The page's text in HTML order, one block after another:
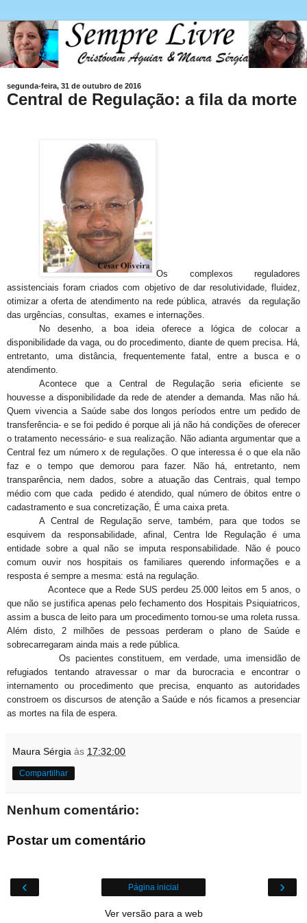
segunda-feira, 31 de outubro de 2016
Central de Regulação: a fila da morte
Os complexos reguladores
assistenciais foram criados com objetivo de dar resolutividade, fluidez,
otimizar a oferta de atendimento na rede pública, através da regulação
das urgências, consultas, exames e internações.
No desenho, a boa ideia oferece a lógica de colocar a
disponibilidade da vaga, ou do procedimento, diante de quem precisa. Há,
entretanto, uma distância, frequentemente fatal, entre a busca e o
atendimento.
Acontece que a Central de Regulação seria eficiente se
houvesse a disponibilidade da rede de atender a demanda. Mas não há.
Quem vivencia a Saúde sabe dos longos períodos entre um pedido de
transferência- e se foi pedido é porque ali já não há condições de oferecer
o tratamento necessário- e sua realização. Não adianta argumentar que a
Central fez um número x de regulações. O que interessa é o que ela não
faz e o tempo que demorou para fazer. Não há, entretanto, nem
transparência, nem dados, sobre a atuação das Centrais, qual tempo
médio com que cada pedido é atendido, qual número de óbitos entre o
cadastramento e sua concretização, É uma caixa preta.
A Central de Regulação serve, também, para que todos se
esquivem da responsabilidade, afinal, Centra lde Regulação é uma
entidade sobre a qual não se imputa responsabilidade. Não é pouco
comum ouvir nos hospitais os familiares querendo informações e a
resposta é sempre a mesma: está na regulação.
Acontece que a Rede SUS perdeu 25.000 leitos em 5 anos, o
que não se justifica apenas pelo fechamento dos Hospitais Psiquiatricos,
assim a busca de leito para um procedimento tornou-se uma roleta russa.
Além disto, 2 milhões de pessoas perderam o plano de Saúde e
sobrecarregaram ainda mais a rede pública.
Os pacientes constituem, em verdade, uma imensidão de
refugiados tentando atravessar o mar da burocracia e encontrar o
internamento ou procedimento que precisa, enquanto as autoridades
constroem os discursos de atenção a Saúde e nós ficamos a presenciar
as mortes na fila de espera.
Maura Sérgia às 17:32:00
Compartilhar
Nenhum comentário:
Postar um comentário
‹ ›
Página inicial
Ver versão para a web